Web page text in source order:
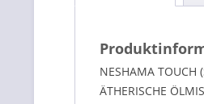
NESHAMA TOUCH
ÄTHERISCHE